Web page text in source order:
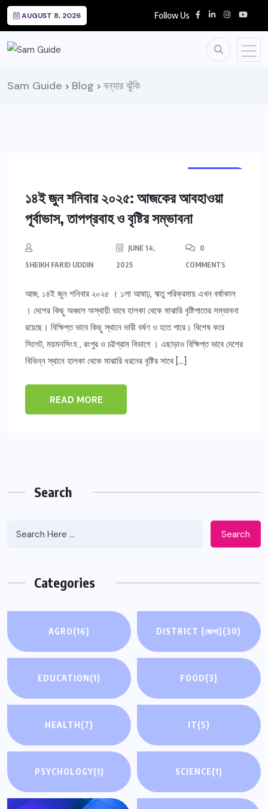
AUGUST 8, 2026 Follow Us
Sam Guide > Blog > বন্যার ঝুঁকি
১৪ই জুন শনিবার ২০২৫: আজকের আবহাওয়া
পূর্বাভাস, তাপপ্রবাহ ও বৃষ্টির সম্ভাবনা
SHEIKH FARID UDDIN
JUNE 14,
2025
0
COMMENTS
আজ, ১৪ই জুন শনিবার ২০২৫ । ১লা আষাঢ়, ঋতু পরিক্রমায় এখন বর্ষাকাল
। দেশের কিছু অঞ্চলে অস্থায়ী ভাবে হালকা থেকে মাঝারি বৃষ্টিপাতের সম্ভাবনা
রয়েছে। বিক্ষিপ্ত ভাবে কিছু স্থানে ভারী বর্ষণ ও হতে পারে। বিশেষ করে
সিলেট, ময়মনসিংহ , রংপুর ও চট্টগ্রাম বিভাগে । এছাড়াও বিক্ষিপ্ত ভাবে দেশের
বিভিন্ন স্থানে হালকা থেকে মাঝারি ধরনের বৃষ্টির সাথে […]
READ MORE
Search
Search
Categories
AGRO(16) DISTRICT (জেলা)(30)
EDUCATION(1) FOOD(3)
HEALTH(7) IT(5)
PSYCHOLOGY(1) SCIENCE(1)